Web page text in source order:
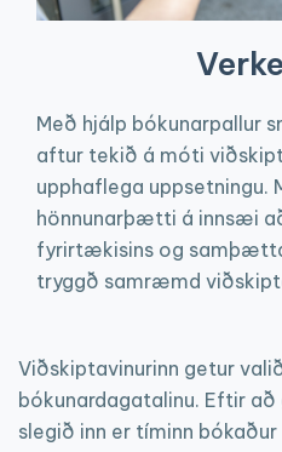
Með hjálp bókunarpallur
aftur tekið á móti
upphaflega uppsetningu.
hönnunarþætti á innsæi
fyrirtækisins og
tryggð samræmd
Viðskiptavinurinn getur
bókunardagatalinu. Eftir
slegið inn er tíminn